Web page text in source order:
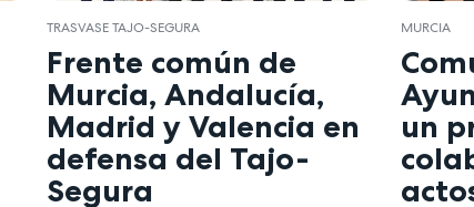
TRASVASE TAJO-SEGURA
Frente común de
Murcia, Andalucía,
Madrid y Valencia en
defensa del Tajo-
Segura
MURCIA
un